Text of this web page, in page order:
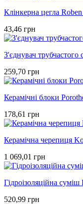
Клінкерна цегла
43,46 грн
З'єднувач трубчастого
259,70 грн
Керамічні блоки
178,61 грн
Керамічна черепиця
1 069,01 грн
Гідроізоляційна
520,99 грн